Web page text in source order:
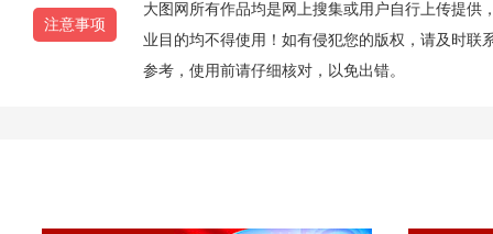
注意事项
大图网所有作品均是网上搜集或用户自行上传提
业目的均不得使用！如有侵犯您的版权，请及时联
参考，使用前请仔细核对，以免出错。